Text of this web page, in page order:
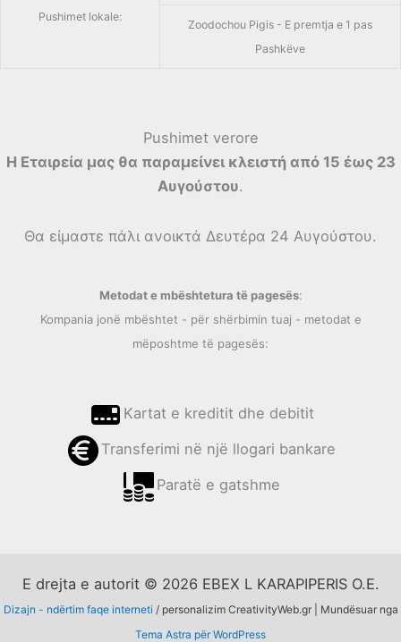
Pushimet lokale:
Zoodochou Pigis - E premtja e 1 pas
Pashkëve
Pushimet verore
Η Εταιρεία μας θα παραμείνει κλειστή από 15 έως 23
Αυγούστου.
Θα είμαστε πάλι ανοικτά Δευτέρα 24 Αυγούστου.
Metodat e mbështetura të pagesës:
Kompania jonë mbështet - për shërbimin tuaj - metodat e
mëposhtme të pagesës:
Kartat e kreditit dhe debitit
Transferimi në një llogari bankare
Paratë e gatshme
E drejta e autorit © 2026 EBEX L KARAPIPERIS O.E.
Dizajn - ndërtim faqe interneti / personalizim CreativityWeb.gr | Mundësuar nga
Tema Astra për WordPress